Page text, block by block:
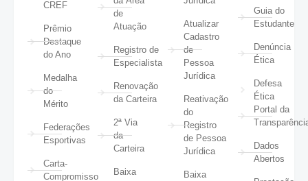
CREF
Prêmio
Destaque
do Ano
Medalha
do
Mérito
Federações
Esportivas
Carta-
Compromisso
de
Atuação
Registro de
Especialista
Renovação
da Carteira
2ª Via
da
Carteira
Baixa
Atualizar
Cadastro
de
Pessoa
Jurídica
Reativação
do
Registro
de Pessoa
Jurídica
Baixa
Guia do
Estudante
Denúncia
Ética
Defesa
Ética
Portal da
Dados
Abertos